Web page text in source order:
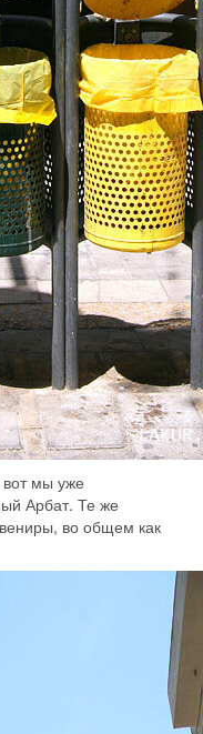
мы уже
Арбат. Те же
во общем как